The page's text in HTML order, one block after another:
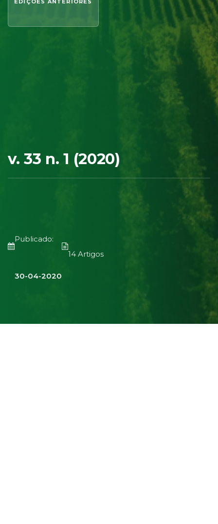
EDIÇÕES ANTERIORES
v. 33 n. 1 (2020)
Publicado:
30-04-2020
14 Artigos